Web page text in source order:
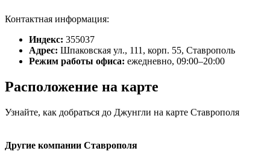
Контактная информация:
Индекс: 355037
Адрес: Шпаковская ул., 111, корп. 55, Ставрополь
Режим работы офиса: ежедневно, 09:00–20:00
Расположение на карте
Узнайте, как добраться до Джунгли на карте Ставрополя
Другие компании Ставрополя